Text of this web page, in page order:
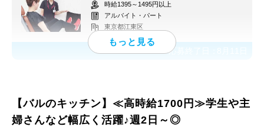
時給1395～1495円以上
アルバイト・パート
東京都江東区
応募終了日：
【バルのキッチン】≪高時給1700円≫学生や主
婦さんなど幅広く活躍♪週2日～◎